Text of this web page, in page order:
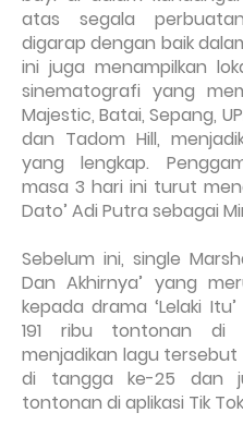
atas segala
digarap dengan baik
ini juga menampilkan
sinematografi yang
Majestic, Batai, Sepang,
dan Tadom Hill,
yang lengkap.
masa 3 hari ini turut
Dato’ Adi Putra sebagai
Sebelum ini, single
Dan Akhirnya’ yang
kepada drama ‘Lelaki
191 ribu tontonan di
menjadikan lagu
di tangga ke-25 dan
tontonan di aplikasi Tik